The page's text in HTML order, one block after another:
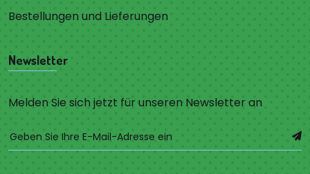
Bestellungen und Lieferungen
Newsletter
Melden Sie sich jetzt für unseren Newsletter an